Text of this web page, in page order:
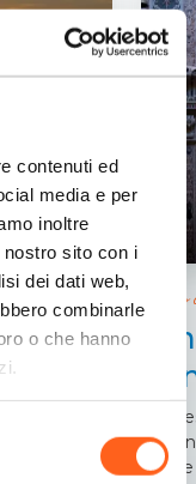
contenuti ed
media e per
inoltre
sito con i
dei dati web,
combinarle
o che hanno
Il
In
città e